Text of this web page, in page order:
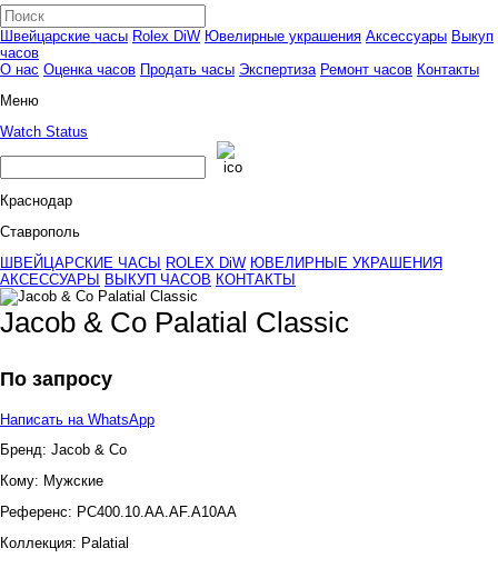
Швейцарские часы Rolex DiW Ювелирные украшения Аксессуары Выкуп
часов
О нас Оценка часов Продать часы Экспертиза Ремонт часов Контакты
Меню
Watch Status
Краснодар
Ставрополь
ШВЕЙЦАРСКИЕ ЧАСЫ
ROLEX DiW ЮВЕЛИРНЫЕ УКРАШЕНИЯ
АКСЕССУАРЫ
ВЫКУП ЧАСОВ КОНТАКТЫ
Jacob & Co Palatial Classic
По запросу
Написать на WhatsApp
Бренд: Jacob & Co
Кому: Мужские
Референс: PC400.10.AA.AF.A10AA
Коллекция: Palatial